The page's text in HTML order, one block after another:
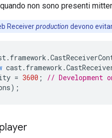
quando non sono presenti
Receiverproduction devono
. framework .
cast. framework .
= 3600 ;
// Development
);